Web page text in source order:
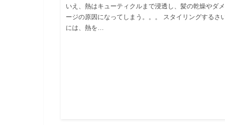
いえ、熱はキューティクルまで浸透し、髪の乾燥やダメ
ージの原因になってしまう。。。 スタイリングするさ
には、熱を…